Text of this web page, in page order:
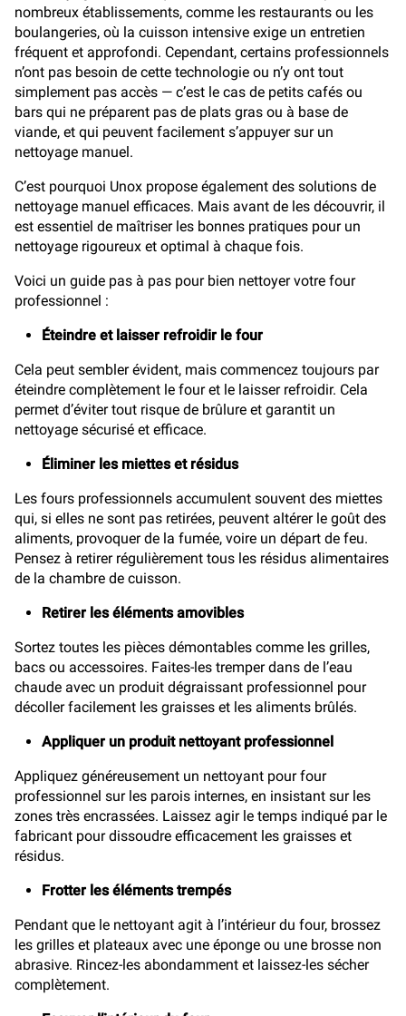
nombreux établissements, comme les restaurants ou les
boulangeries, où la cuisson intensive exige un entretien
fréquent et approfondi. Cependant, certains professionnels
n’ont pas besoin de cette technologie ou n’y ont tout
simplement pas accès — c’est le cas de petits cafés ou
bars qui ne préparent pas de plats gras ou à base de
viande, et qui peuvent facilement s’appuyer sur un
nettoyage manuel.
C’est pourquoi Unox propose également des solutions de
nettoyage manuel efficaces. Mais avant de les découvrir, il
est essentiel de maîtriser les bonnes pratiques pour un
nettoyage rigoureux et optimal à chaque fois.
Voici un guide pas à pas pour bien nettoyer votre four
professionnel :
Éteindre et laisser refroidir le four
Cela peut sembler évident, mais commencez toujours par
éteindre complètement le four et le laisser refroidir. Cela
permet d’éviter tout risque de brûlure et garantit un
nettoyage sécurisé et efficace.
Éliminer les miettes et résidus
Les fours professionnels accumulent souvent des miettes
qui, si elles ne sont pas retirées, peuvent altérer le goût des
aliments, provoquer de la fumée, voire un départ de feu.
Pensez à retirer régulièrement tous les résidus alimentaires
de la chambre de cuisson.
Retirer les éléments amovibles
Sortez toutes les pièces démontables comme les grilles,
bacs ou accessoires. Faites-les tremper dans de l’eau
chaude avec un produit dégraissant professionnel pour
décoller facilement les graisses et les aliments brûlés.
Appliquer un produit nettoyant professionnel
Appliquez généreusement un nettoyant pour four
professionnel sur les parois internes, en insistant sur les
zones très encrassées. Laissez agir le temps indiqué par le
fabricant pour dissoudre efficacement les graisses et
résidus.
Frotter les éléments trempés
Pendant que le nettoyant agit à l’intérieur du four, brossez
les grilles et plateaux avec une éponge ou une brosse non
abrasive. Rincez-les abondamment et laissez-les sécher
complètement.